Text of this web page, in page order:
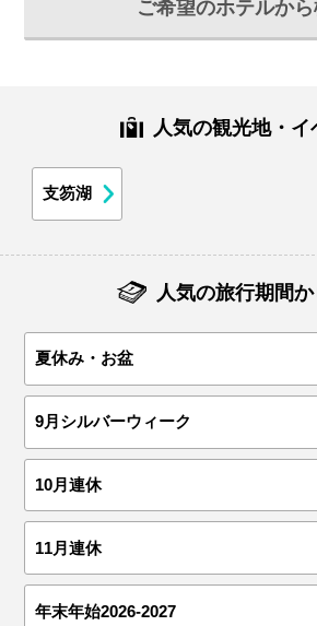
ご希望のホテルか
人気の観光地・イ
支笏湖
人気の旅行期間
夏休み・お盆
9月シルバーウィーク
10月連休
11月連休
年末年始2026-2027